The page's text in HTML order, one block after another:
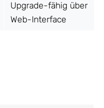
Upgrade-fähig über
Web-Interface